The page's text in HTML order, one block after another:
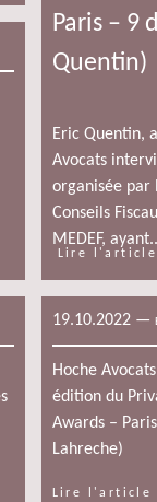
Paris – 9
Quentin)
Eric Quentin,
Avocats
organisée par
Conseils
MEDEF,
Lire l'article
19.10.2022—
Hoche
édition du
Awards –
Lahreche)
Lire l'article